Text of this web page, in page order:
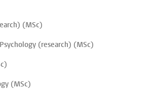
(MSc)
(research) (MSc)
(MSc)